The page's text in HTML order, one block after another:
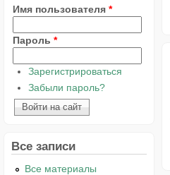
Имя пользователя *
Пароль *
Зарегистрироваться
Забыли пароль?
Все записи
Все материалы